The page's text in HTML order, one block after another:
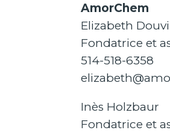
AmorChem
Elizabeth
Fondatrice et
514-518-6358
Inès Holzbaur
Fondatrice et